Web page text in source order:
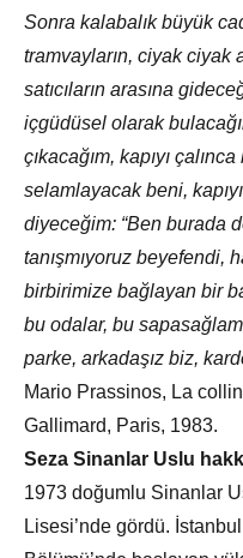
Sonra kalabalık büyük
tramvayların, ciyak ciyak
satıcıların arasına
içgüdüsel olarak
çıkacağım, kapıyı
selamlayacak beni,
diyeceğim: “Ben burada
tanışmıyoruz beyefendi,
birbirimize bağlayan bir
bu odalar, bu
parke, arkadaşız biz,
Mario Prassinos, La
Gallimard, Paris, 1983.
Seza Sinanlar Uslu
1973 doğumlu Sinanlar
Lisesi’nde gördü.